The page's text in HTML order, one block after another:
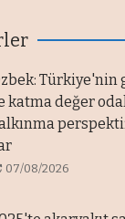
Türkiye'nin
katma değer
07/08/2026